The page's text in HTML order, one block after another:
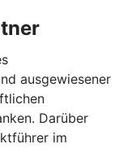
ausgewiesener
Darüber
im